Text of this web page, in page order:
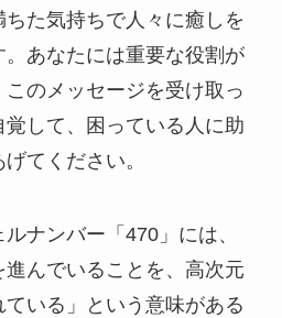
た気持ちで人々に癒しを
あなたには重要な役割が
のメッセージを受け取っ
して、困っている人に助
てください。
ナンバー「470」には、
進んでいることを、高次元
いる」という意味がある